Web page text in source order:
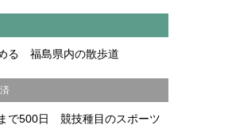
る 福島県内の散歩道
で500日 競技種目のスポーツ